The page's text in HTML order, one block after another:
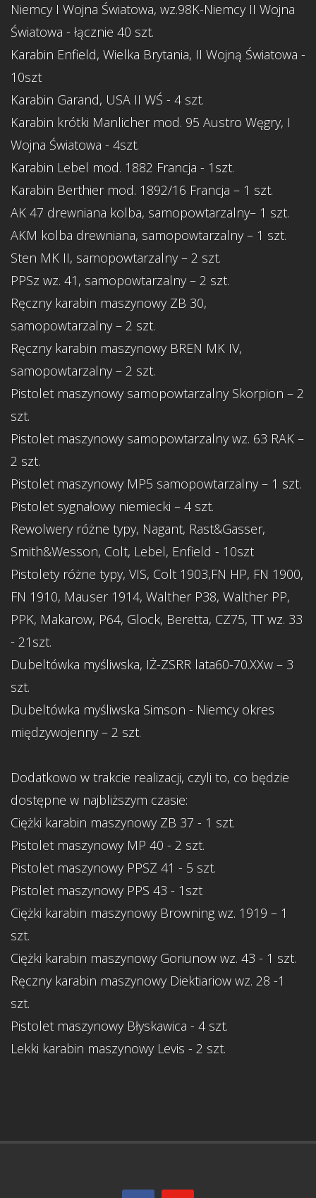
Niemcy I Wojna Światowa, wz.98K-Niemcy II Wojna
Światowa - łącznie 40 szt.
Karabin Enfield, Wielka Brytania, II Wojną Światowa -
10szt
Karabin Garand, USA II WŚ - 4 szt.
Karabin krótki Manlicher mod. 95 Austro Węgry, I
Wojna Światowa - 4szt.
Karabin Lebel mod. 1882 Francja - 1szt.
Karabin Berthier mod. 1892/16 Francja – 1 szt.
AK 47 drewniana kolba, samopowtarzalny– 1 szt.
AKM kolba drewniana, samopowtarzalny – 1 szt.
Sten MK II, samopowtarzalny – 2 szt.
PPSz wz. 41, samopowtarzalny – 2 szt.
Ręczny karabin maszynowy ZB 30,
samopowtarzalny – 2 szt.
Ręczny karabin maszynowy BREN MK IV,
samopowtarzalny – 2 szt.
Pistolet maszynowy samopowtarzalny Skorpion – 2
szt.
Pistolet maszynowy samopowtarzalny wz. 63 RAK –
2 szt.
Pistolet maszynowy MP5 samopowtarzalny – 1 szt.
Pistolet sygnałowy niemiecki – 4 szt.
Rewolwery różne typy, Nagant, Rast&Gasser,
Smith&Wesson, Colt, Lebel, Enfield - 10szt
Pistolety różne typy, VIS, Colt 1903,FN HP, FN 1900,
FN 1910, Mauser 1914, Walther P38, Walther PP,
PPK, Makarow, P64, Glock, Beretta, CZ75, TT wz. 33
- 21szt.
Dubeltówka myśliwska, IŻ-ZSRR lata60-70.XXw – 3
szt.
Dubeltówka myśliwska Simson - Niemcy okres
międzywojenny – 2 szt.
Dodatkowo w trakcie realizacji, czyli to, co będzie
dostępne w najbliższym czasie:
Ciężki karabin maszynowy ZB 37 - 1 szt.
Pistolet maszynowy MP 40 - 2 szt.
Pistolet maszynowy PPSZ 41 - 5 szt.
Pistolet maszynowy PPS 43 - 1szt
Ciężki karabin maszynowy Browning wz. 1919 – 1
szt.
Ciężki karabin maszynowy Goriunow wz. 43 - 1 szt.
Ręczny karabin maszynowy Diektiariow wz. 28 -1
szt.
Pistolet maszynowy Błyskawica - 4 szt.
Lekki karabin maszynowy Levis - 2 szt.